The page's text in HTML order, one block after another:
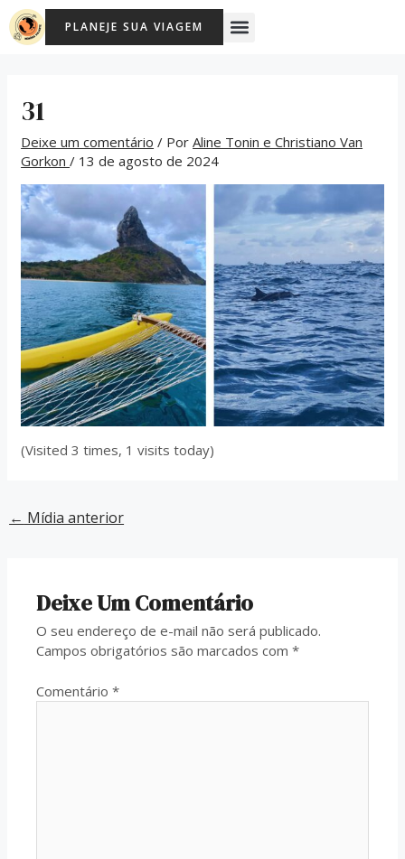
para
PLANEJE SUA VIAGEM Menu
31
Deixe um comentário / PorAline Tonin e Christiano Van
Gorkon/ 13 de agosto de 2024
(Visited 3 times, 1 visits today)
Post
navigation
← Mídia anterior
Deixe Um Comentário
O seu endereço de e-mail não será publicado.
Campos obrigatórios são marcados com*
Comentário*